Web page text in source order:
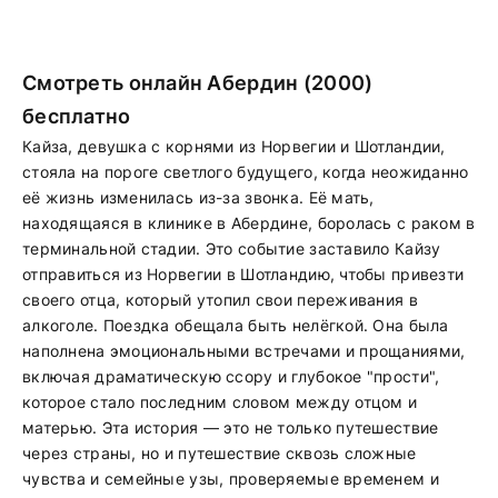
Смотреть онлайн Абердин (2000)
бесплатно
Кайза, девушка с корнями из Норвегии и Шотландии,
стояла на пороге светлого будущего, когда неожиданно
её жизнь изменилась из-за звонка. Её мать,
находящаяся в клинике в Абердине, боролась с раком в
терминальной стадии. Это событие заставило Кайзу
отправиться из Норвегии в Шотландию, чтобы привезти
своего отца, который утопил свои переживания в
алкоголе. Поездка обещала быть нелёгкой. Она была
наполнена эмоциональными встречами и прощаниями,
включая драматическую ссору и глубокое "прости",
которое стало последним словом между отцом и
матерью. Эта история — это не только путешествие
через страны, но и путешествие сквозь сложные
чувства и семейные узы, проверяемые временем и